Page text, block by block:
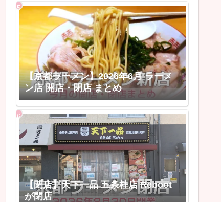
【京都ラーメン】2026年6月 ラーメ
ン店 開店・閉店 まとめ
【閉店】天下一品 五条桂店 Reboot
が閉店